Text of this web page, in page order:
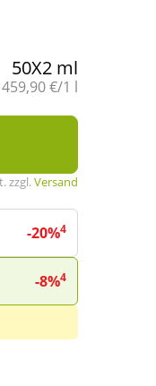
50X2 ml
Grundpreis:
459,90 €/1 l
zzgl.Versand
-20%4
-8%4